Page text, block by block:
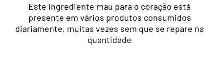
Este ingrediente mau para o coração está
presente em vários produtos consumidos
diariamente, muitas vezes sem que se repare na
quantidade